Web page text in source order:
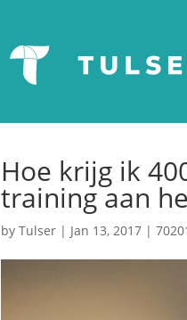
Hoe krijg ik
training aan
byTulser | Jan 13, 2017 |